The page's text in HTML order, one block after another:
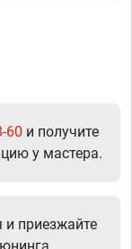
60 и получите
у мастера.
приезжайте